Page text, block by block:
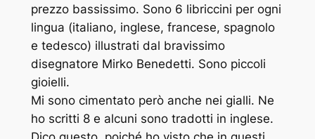
prezzo bassissimo. Sono 6 libriccini per ogni
lingua (italiano, inglese, francese, spagnolo
e tedesco) illustrati dal bravissimo
disegnatore Mirko Benedetti. Sono piccoli
gioielli.
Mi sono cimentato però anche nei gialli. Ne
ho scritti 8 e alcuni sono tradotti in inglese.